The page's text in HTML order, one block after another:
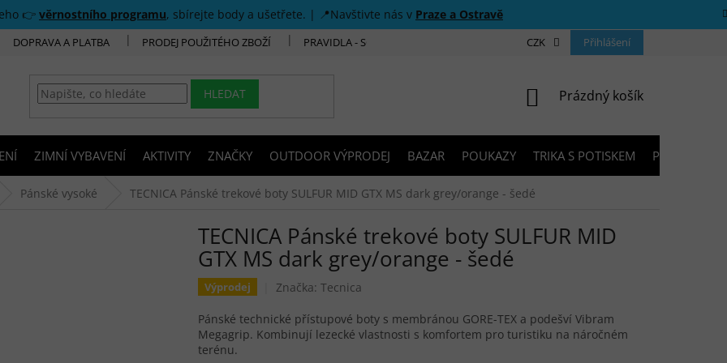
👉 věrnostního programu, sbírejte body a ušetřete. | 📍Navštivte nás v Praze a Ostravě
DOPRAVA A PLATBA PRODEJ POUŽITÉHO ZBOŽÍ PRAVIDLA - SOUTĚŽE PRODEJNY KONTAKTY
CZK Přihlášení
HLEDAT NÁKUPNÍ KOŠÍK
Prázdný košík
ZIMNÍ VYBAVENÍ AKTIVITY ZNAČKY OUTDOOR VÝPRODEJ BAZAR POUKAZY TRIKA S POTISKEM PŮJČOVNA
Pánské vysoké TECNICA Pánské trekové boty SULFUR MID GTX MS dark grey/orange - šedé
TECNICA Pánské trekové boty SULFUR MID
GTX MS dark grey/orange - šedé
Výprodej Značka: Tecnica
Pánské technické přístupové boty s membránou GORE-TEX a podešví Vibram
Megagrip. Kombinují lezecké vlastnosti s komfortem pro turistiku na náročném
terénu.